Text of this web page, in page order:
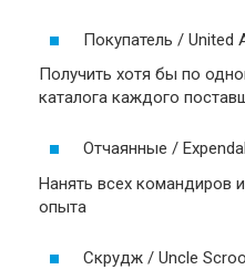
Покупатель / United
Получить хотя бы по
каталога каждого
Отчаянные /
Нанять всех командиров
опыта
Скрудж / Uncle